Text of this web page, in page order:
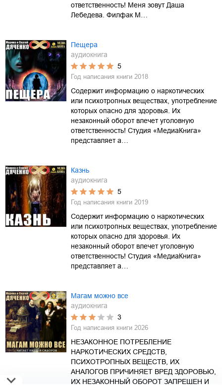
ответственность! Меня зовут Даша
Лебедева. Филфак М…
Пещера
аудиокнига
5
Год написания книги 2018
Содержит информацию о наркотических
или психотропных веществах, употребление
которых опасно для здоровья. Их
незаконный оборот влечет уголовную
ответственность! Студия «МедиаКнига»
представляет а…
Казнь
аудиокнига
5
Год написания книги 2019
Содержит информацию о наркотических
или психотропных веществах, употребление
которых опасно для здоровья. Их
незаконный оборот влечет уголовную
ответственность! Студия «МедиаКнига»
представляет а…
Магам можно все
аудиокнига
3
Год написания книги 2026
НЕЗАКОННОЕ ПОТРЕБЛЕНИЕ
НАРКОТИЧЕСКИХ СРЕДСТВ,
ПСИХОТРОПНЫХ ВЕЩЕСТВ, ИХ
АНАЛОГОВ ПРИЧИНЯЕТ ВРЕД ЗДОРОВЬЮ,
ИХ НЕЗАКОННЫЙ ОБОРОТ ЗАПРЕЩЕН И